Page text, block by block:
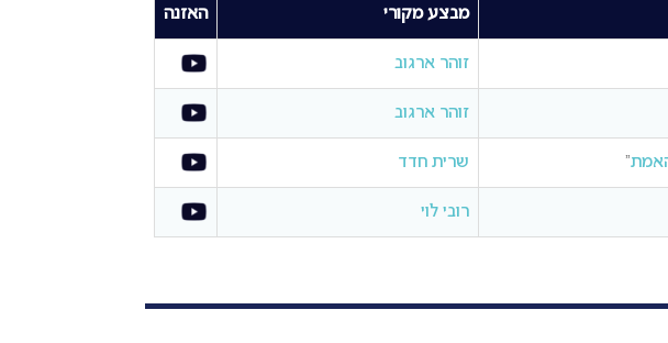
מבצע מקורי האזנה
זוהר ארגוב
זוהר ארגוב
” שרית חדד
רובי לוי